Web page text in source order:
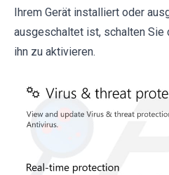
Ihrem Gerät installiert oder
ausgeschaltet ist, schalten Sie
ihn zu aktivieren.